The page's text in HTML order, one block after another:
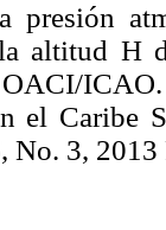
presión
altitud H
OACI/
el Caribe
No. 3,